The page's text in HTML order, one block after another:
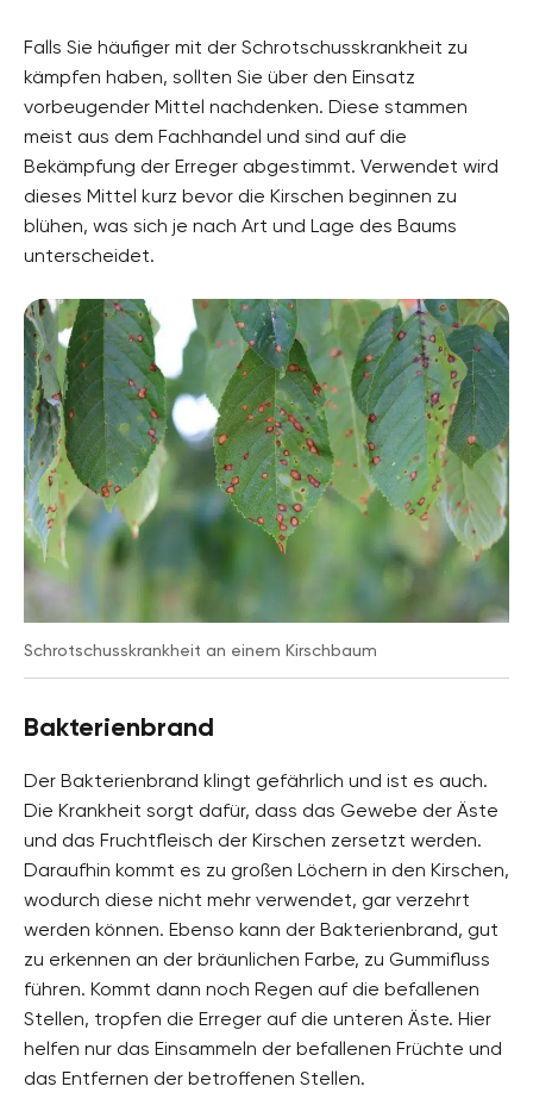
Falls Sie häufiger mit der Schrotschusskrankheit zu
kämpfen haben, sollten Sie über den Einsatz
vorbeugender Mittel nachdenken. Diese stammen
meist aus dem Fachhandel und sind auf die
Bekämpfung der Erreger abgestimmt. Verwendet wird
dieses Mittel kurz bevor die Kirschen beginnen zu
blühen, was sich je nach Art und Lage des Baums
unterscheidet.
Schrotschusskrankheit an einem Kirschbaum
Bakterienbrand
Der Bakterienbrand klingt gefährlich und ist es auch.
Die Krankheit sorgt dafür, dass das Gewebe der Äste
und das Fruchtfleisch der Kirschen zersetzt werden.
Daraufhin kommt es zu großen Löchern in den Kirschen,
wodurch diese nicht mehr verwendet, gar verzehrt
werden können. Ebenso kann der Bakterienbrand, gut
zu erkennen an der bräunlichen Farbe, zu Gummifluss
führen. Kommt dann noch Regen auf die befallenen
Stellen, tropfen die Erreger auf die unteren Äste. Hier
helfen nur das Einsammeln der befallenen Früchte und
das Entfernen der betroffenen Stellen.